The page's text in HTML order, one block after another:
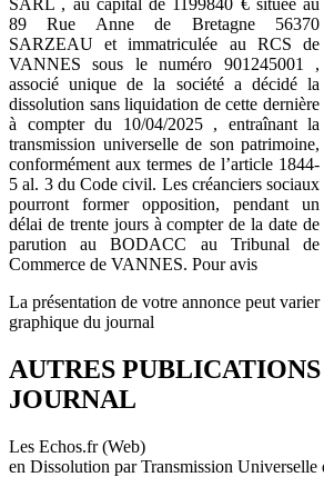
89 Rue Anne de Bretagne 56370
SARZEAU et immatriculée au RCS de
VANNES sous le numéro 901245001 ,
associé unique de la société a décidé la
dissolution sans liquidation de cette dernière
à compter du 10/04/2025 , entraînant la
transmission universelle de son patrimoine,
conformément aux termes de l’article 1844-
5 al. 3 du Code civil. Les créanciers sociaux
pourront former opposition, pendant un
délai de trente jours à compter de la date de
parution au BODACC au Tribunal de
Commerce de VANNES. Pour avis
La présentation de votre annonce peut
graphique du journal
AUTRES
JOURNAL
Les Echos.fr (Web)
en Dissolution par Transmission